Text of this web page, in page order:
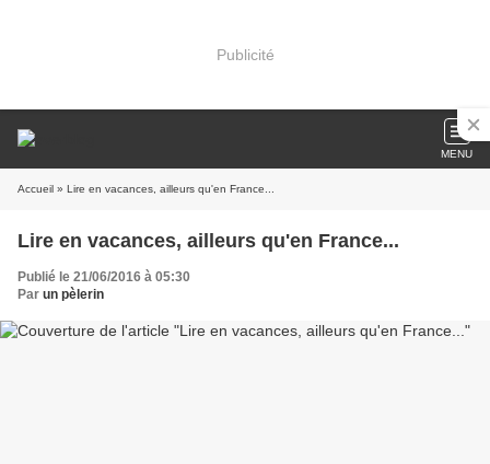
Publicité
MENU
Accueil » Lire en vacances, ailleurs qu'en France...
Lire en vacances, ailleurs qu'en France...
Publié le 21/06/2016 à 05:30
Par un pèlerin